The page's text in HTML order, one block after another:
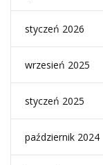
styczeń 2026
wrzesień 2025
styczeń 2025
październik 2024